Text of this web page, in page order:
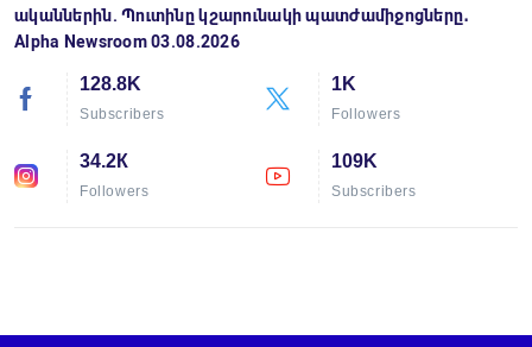
ականներին. Պուտինը կշարունակի պատժամիջոցները․
Alpha Newsroom 03.08.2026
128.8K
Subscribers
1K
Followers
34.2К
Followers
109K
Subscribers